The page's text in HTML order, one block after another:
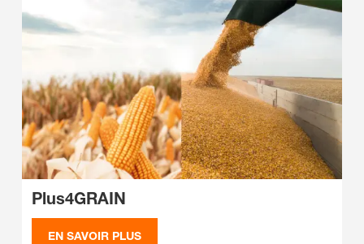
Plus4GRAIN
EN SAVOIR PLUS